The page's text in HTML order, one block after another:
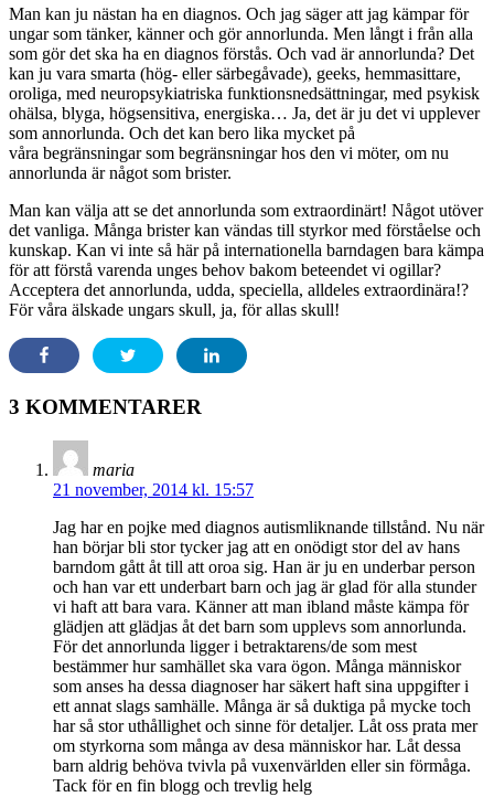
Man kan ju nästan ha en diagnos. Och jag säger att jag kämpar för
ungar som tänker, känner och gör annorlunda. Men långt i från alla
som gör det ska ha en diagnos förstås. Och vad är annorlunda? Det
kan ju vara smarta (hög- eller särbegåvade), geeks, hemmasittare,
oroliga, med neuropsykiatriska funktionsnedsättningar, med psykisk
ohälsa, blyga, högsensitiva, energiska… Ja, det är ju det vi upplever
som annorlunda. Och det kan bero lika mycket på
våra begränsningar som begränsningar hos den vi möter, om nu
annorlunda är något som brister.
Man kan välja att se det annorlunda som extraordinärt! Något utöver
det vanliga. Många brister kan vändas till styrkor med förståelse och
kunskap. Kan vi inte så här på internationella barndagen bara kämpa
för att förstå varenda unges behov bakom beteendet vi ogillar?
Acceptera det annorlunda, udda, speciella, alldeles extraordinära!?
För våra älskade ungars skull, ja, för allas skull!
3 KOMMENTARER
maria
21 november, 2014 kl. 15:57
Jag har en pojke med diagnos autismliknande tillstånd. Nu när
han börjar bli stor tycker jag att en onödigt stor del av hans
barndom gått åt till att oroa sig. Han är ju en underbar person
och han var ett underbart barn och jag är glad för alla stunder
vi haft att bara vara. Känner att man ibland måste kämpa för
glädjen att glädjas åt det barn som upplevs som annorlunda.
För det annorlunda ligger i betraktarens/de som mest
bestämmer hur samhället ska vara ögon. Många människor
som anses ha dessa diagnoser har säkert haft sina uppgifter i
ett annat slags samhälle. Många är så duktiga på mycke toch
har så stor uthållighet och sinne för detaljer. Låt oss prata mer
om styrkorna som många av desa människor har. Låt dessa
barn aldrig behöva tvivla på vuxenvärlden eller sin förmåga.
Tack för en fin blogg och trevlig helg